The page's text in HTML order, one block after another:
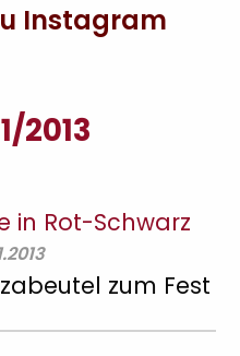
Instagram
2013
in Rot-Schwarz
zum Fest